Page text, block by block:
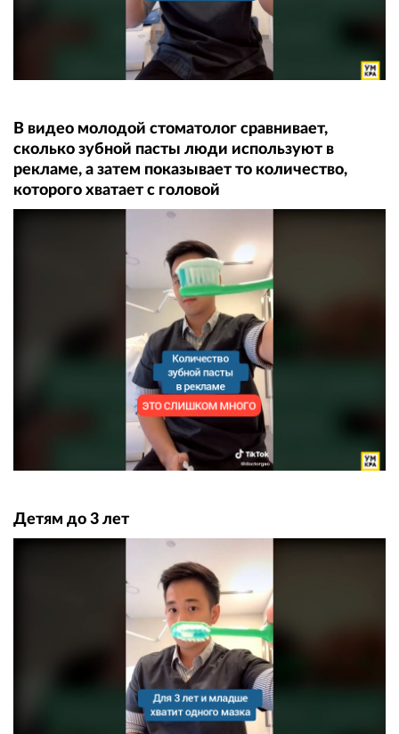
В видео молодой стоматолог сравнивает,
сколько зубной пасты люди используют в
рекламе, а затем показывает то количество,
которого хватает с головой
Детям до 3 лет